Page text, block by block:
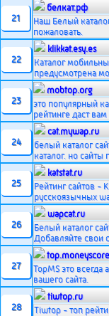
21
белкат.рф
Наш Белый
пожаловать.
22
klikkat.esy.es
Каталог
предусмотрена
23
mobtop.org
это популярный
рейтинге даст
24
cat.mywap.ru
белый каталог
каталог. но
25
katstat.ru
Рейтинг сайтов -
русскоязычных
26
wapcat.ru
Белый каталог
Добавляйте свои
27
TopMS это
вашего сайта.
28
tiwtop.ru
Tiwtop - топ